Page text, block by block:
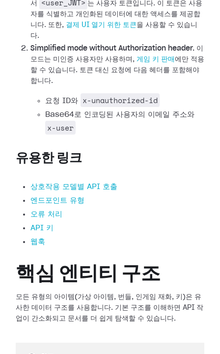
서 <user_JWT> 는 사용자 토큰입니다. 이 토큰은 사용
자를 식별하고 개인화된 데이터에 대한 액세스를 제공합
니다. 또한, 결제 UI 열기 위한 토큰을 사용할 수 있습니
다.
Simplified mode without Authorization header. 이
모드는 미인증 사용자만 사용하며, 게임 키 판매 에만 적용
할 수 있습니다. 토큰 대신 요청에 다음 헤더를 포함해야
합니다.
요청 ID와 x-unauthorized-id
Base64로 인코딩된 사용자의 이메일 주소와
x-user
유용한 링크
상호작용 모델별 API 호출
엔드포인트 유형
오류 처리
API 키
웹훅
핵심 엔티티 구조
모든 유형의 아이템(가상 아이템, 번들, 인게임 재화, 키)은 유
사한 데이터 구조를 사용합니다. 기본 구조를 이해하면 API 작
업이 간소화되고 문서를 더 쉽게 탐색할 수 있습니다.